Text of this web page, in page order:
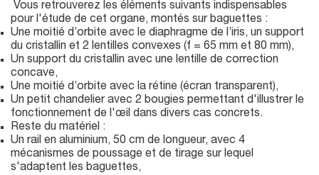
Vous retrouverez les éléments suivants indispensables
pour l'étude de cet organe, montés sur baguettes :
Une moitié d’orbite avec le diaphragme de l’iris, un support
du cristallin et 2 lentilles convexes (f = 65 mm et 80 mm),
Un support du cristallin avec une lentille de correction
concave,
Une moitié d’orbite avec la rétine (écran transparent),
Un petit chandelier avec 2 bougies permettant d'illustrer le
fonctionnement de l'œil dans divers cas concrets.
Reste du matériel :
Un rail en aluminium, 50 cm de longueur, avec 4
mécanismes de poussage et de tirage sur lequel
s'adaptent les baguettes,